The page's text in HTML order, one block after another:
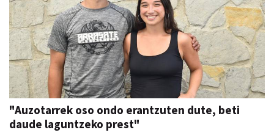
"Auzotarrek oso ondo erantzuten dute, beti
daude laguntzeko prest"